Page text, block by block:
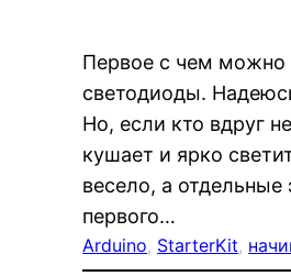
Первое с чем можно
светодиоды.
Но, если кто вдруг
кушает и ярко
весело, а
первого…
Arduino, StarterKit,